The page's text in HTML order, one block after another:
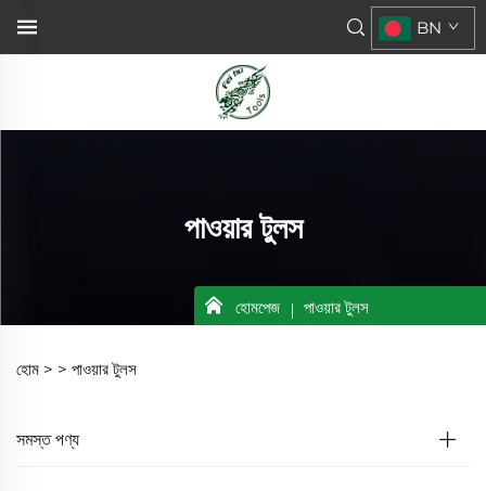
BN
পাওয়ার টুলস
হোমপেজ পাওয়ার টুলস
হোম > > পাওয়ার টুলস
সমস্ত পণ্য